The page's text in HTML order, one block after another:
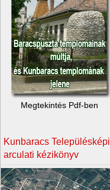
Megtekintés Pdf-ben
Kunbaracs Településképi
arculati kézikönyv